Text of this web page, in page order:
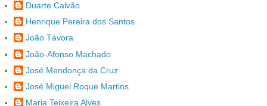
Duarte Calvão
Henrique Pereira dos Santos
João Távora
João-Afonso Machado
José Mendonça da Cruz
José Miguel Roque Martins
Maria Teixeira Alves